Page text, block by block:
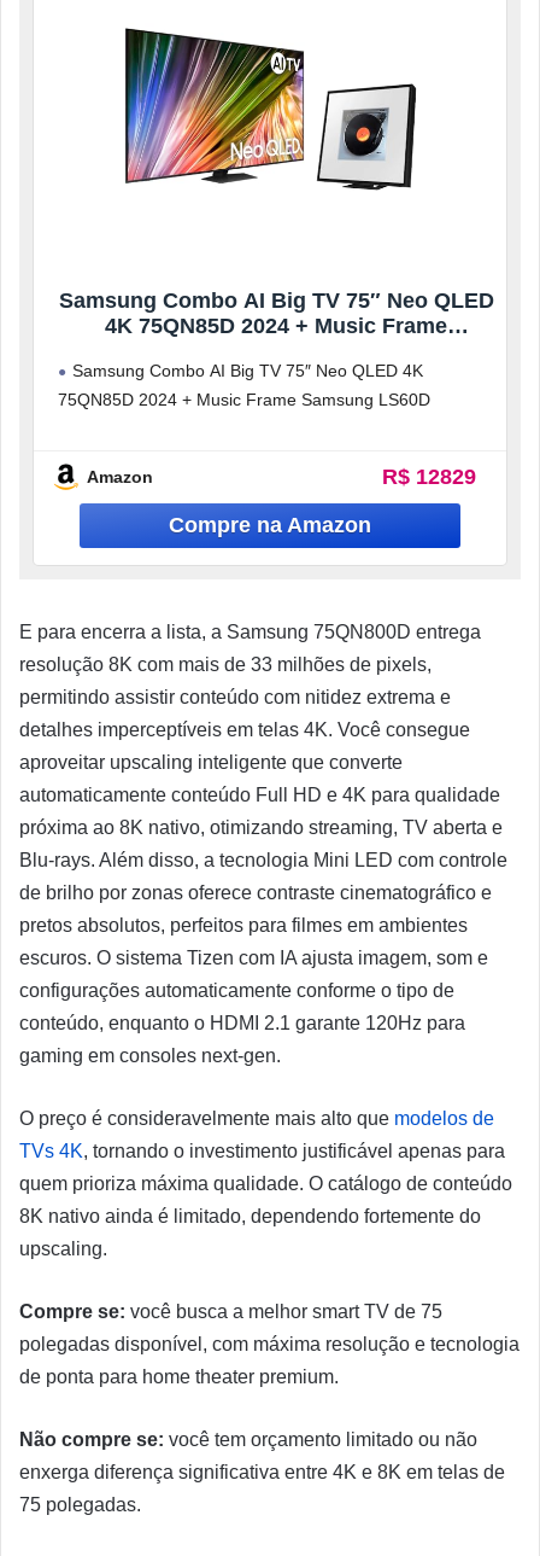
Samsung Combo AI Big TV 75″ Neo QLED
4K 75QN85D 2024 + Music Frame
Samsung Combo AI Big TV 75″ Neo QLED 4K
75QN85D 2024 + Music Frame Samsung LS60D
Amazon R$ 12829
E para encerra a lista, a Samsung 75QN800D entrega
resolução 8K com mais de 33 milhões de pixels,
permitindo assistir conteúdo com nitidez extrema e
detalhes imperceptíveis em telas 4K. Você consegue
aproveitar upscaling inteligente que converte
automaticamente conteúdo Full HD e 4K para qualidade
próxima ao 8K nativo, otimizando streaming, TV aberta e
Blu-rays. Além disso, a tecnologia Mini LED com controle
de brilho por zonas oferece contraste cinematográfico e
pretos absolutos, perfeitos para filmes em ambientes
escuros. O sistema Tizen com IA ajusta imagem, som e
configurações automaticamente conforme o tipo de
conteúdo, enquanto o HDMI 2.1 garante 120Hz para
gaming em consoles next-gen.
O preço é consideravelmente mais alto que modelos de
TVs 4K, tornando o investimento justificável apenas para
quem prioriza máxima qualidade. O catálogo de conteúdo
8K nativo ainda é limitado, dependendo fortemente do
upscaling.
Compre se: você busca a melhor smart TV de 75
polegadas disponível, com máxima resolução e tecnologia
de ponta para home theater premium.
Não compre se: você tem orçamento limitado ou não
enxerga diferença significativa entre 4K e 8K em telas de
75 polegadas.